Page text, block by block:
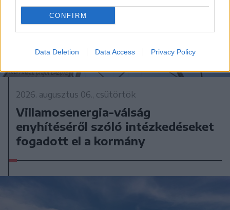
CONFIRM
Data Deletion Data Access Privacy Policy
2026. augusztus 06., csütörtök
Villamosenergia-válság
enyhítéséről szóló intézkedéseket
fogadott el a kormány